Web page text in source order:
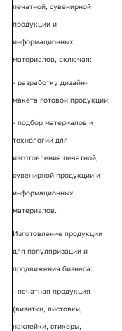
печатной, сувенирной
продукции и
информационных
материалов, включая:
- разработку дизайн-
макета готовой продукции;
- подбор материалов и
технологий для
изготовления печатной,
сувенирной продукции и
информационных
материалов.
Изготовление продукции
для популяризации и
продвижения бизнеса:
- печатная продукция
(визитки, листовки,
наклейки, стикеры,